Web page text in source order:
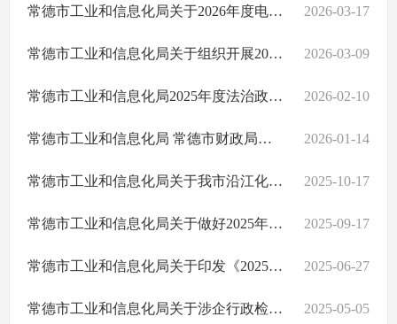
常德市工业和信息化局关于2026年度电信普遍服务建设农村通信基站的公示 2026-03-17
常德市工业和信息化局关于组织开展2026年度市级企业技术中心认定申报工作的通知 2026-03-09
常德市工业和信息化局2025年度法治政府建设工作报告 2026-02-10
常德市工业和信息化局 常德市财政局关于申报2025年常德市工业和信息化专项资金的通知 2026-01-14
常德市工业和信息化局关于我市沿江化工企业搬迁改造工作完成情况的公示 2025-10-17
常德市工业和信息化局关于做好2025年度工程系列初级专业技术职称评审工作的通知 2025-09-17
常德市工业和信息化局关于印发《2025年常德市工业节能监察工作方案》的通知 2025-06-27
常德市工业和信息化局关于涉企行政检查事项清单和检查计划的公示 2025-05-05